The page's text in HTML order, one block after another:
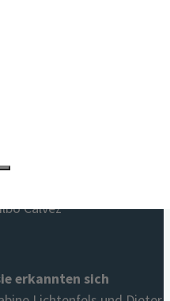
Stell dir vor, es gibt kein
Calvez
erkannten sich